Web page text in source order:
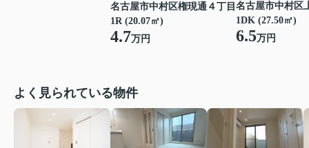
名古屋市中村区権現通４丁目
1R (20.07㎡)
4.7万円
名古屋市中村区
1DK (27.50㎡)
6.5万円
よく見られている物件